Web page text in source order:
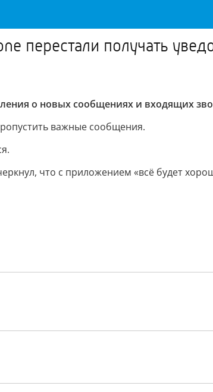
перестали получать
о новых сообщениях и входящих
важные сообщения.
что с приложением «всё будет